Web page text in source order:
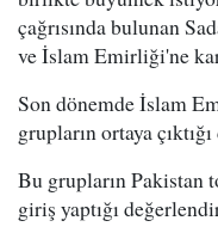
çağrısında bulunan
ve İslam Emirliği'ne
Son dönemde İslam
grupların ortaya
Bu grupların Pakistan
giriş yaptığı